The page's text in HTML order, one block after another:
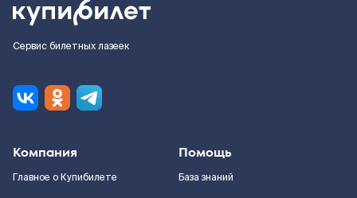
Сервис билетных лазеек
Компания
Главное о Купибилете
Помощь
База знаний